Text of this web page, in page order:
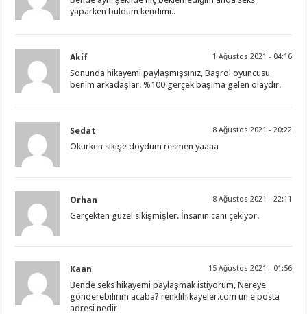
yaparken buldum kendimi..
Akif 1 Ağustos 2021 - 04:16
Sonunda hikayemi paylaşmışsınız, Başrol oyuncusu
benim arkadaşlar. %100 gerçek başıma gelen olaydır.
Sedat 8 Ağustos 2021 - 20:22
Okurken sikişe doydum resmen yaaaa
Orhan 8 Ağustos 2021 - 22:11
Gerçekten güzel sikişmişler. İnsanın canı çekiyor.
Kaan 15 Ağustos 2021 - 01:56
Bende seks hikayemi paylaşmak istiyorum, Nereye
gönderebilirim acaba? renklihikayeler.com un e posta
adresi nedir